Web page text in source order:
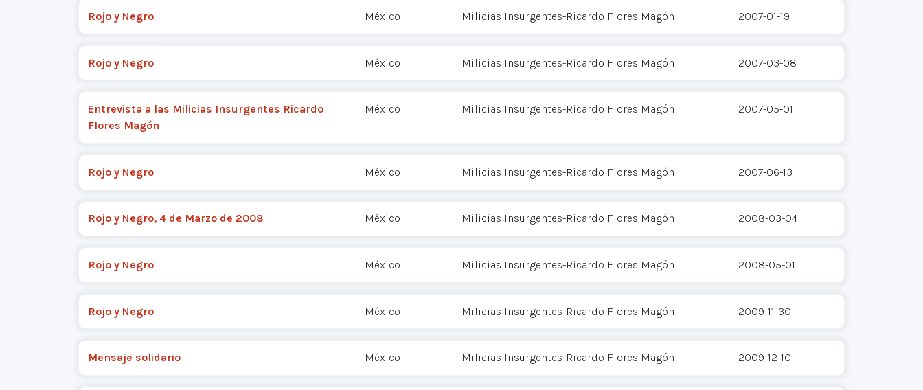
Rojo y Negro México Milicias Insurgentes-Ricardo Flores Magón 2007-01-19
Rojo y Negro México Milicias Insurgentes-Ricardo Flores Magón 2007-03-08
Entrevista a las Milicias Insurgentes Ricardo
Flores Magón
México Milicias Insurgentes-Ricardo Flores Magón 2007-05-01
Rojo y Negro México Milicias Insurgentes-Ricardo Flores Magón 2007-06-13
Rojo y Negro, 4 de Marzo de 2008 México Milicias Insurgentes-Ricardo Flores Magón 2008-03-04
Rojo y Negro México Milicias Insurgentes-Ricardo Flores Magón 2008-05-01
Rojo y Negro México Milicias Insurgentes-Ricardo Flores Magón 2009-11-30
Mensaje solidario México Milicias Insurgentes-Ricardo Flores Magón 2009-12-10